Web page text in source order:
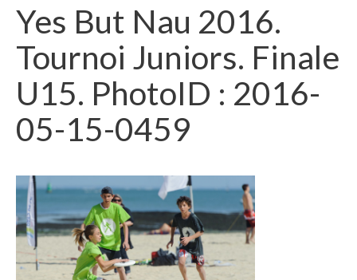
Yes But Nau 2016.
Tournoi Juniors. Finale
U15. PhotoID : 2016-
05-15-0459